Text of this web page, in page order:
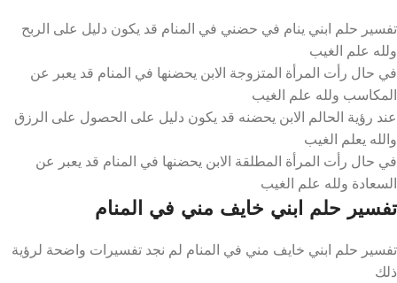
تفسير حلم ابني ينام في حضني في المنام قد يكون دليل على الربح
ولله علم الغيب
في حال رأت المرأة المتزوجة الابن يحضنها في المنام قد يعبر عن
المكاسب ولله علم الغيب
عند رؤية الحالم الابن يحضنه قد يكون دليل على الحصول على الرزق
والله يعلم الغيب
في حال رأت المرأة المطلقة الابن يحضنها في المنام قد يعبر عن
السعادة ولله علم الغيب
تفسير حلم ابني خايف مني في المنام
تفسير حلم ابني خايف مني في المنام لم نجد تفسيرات واضحة لرؤية
ذلك